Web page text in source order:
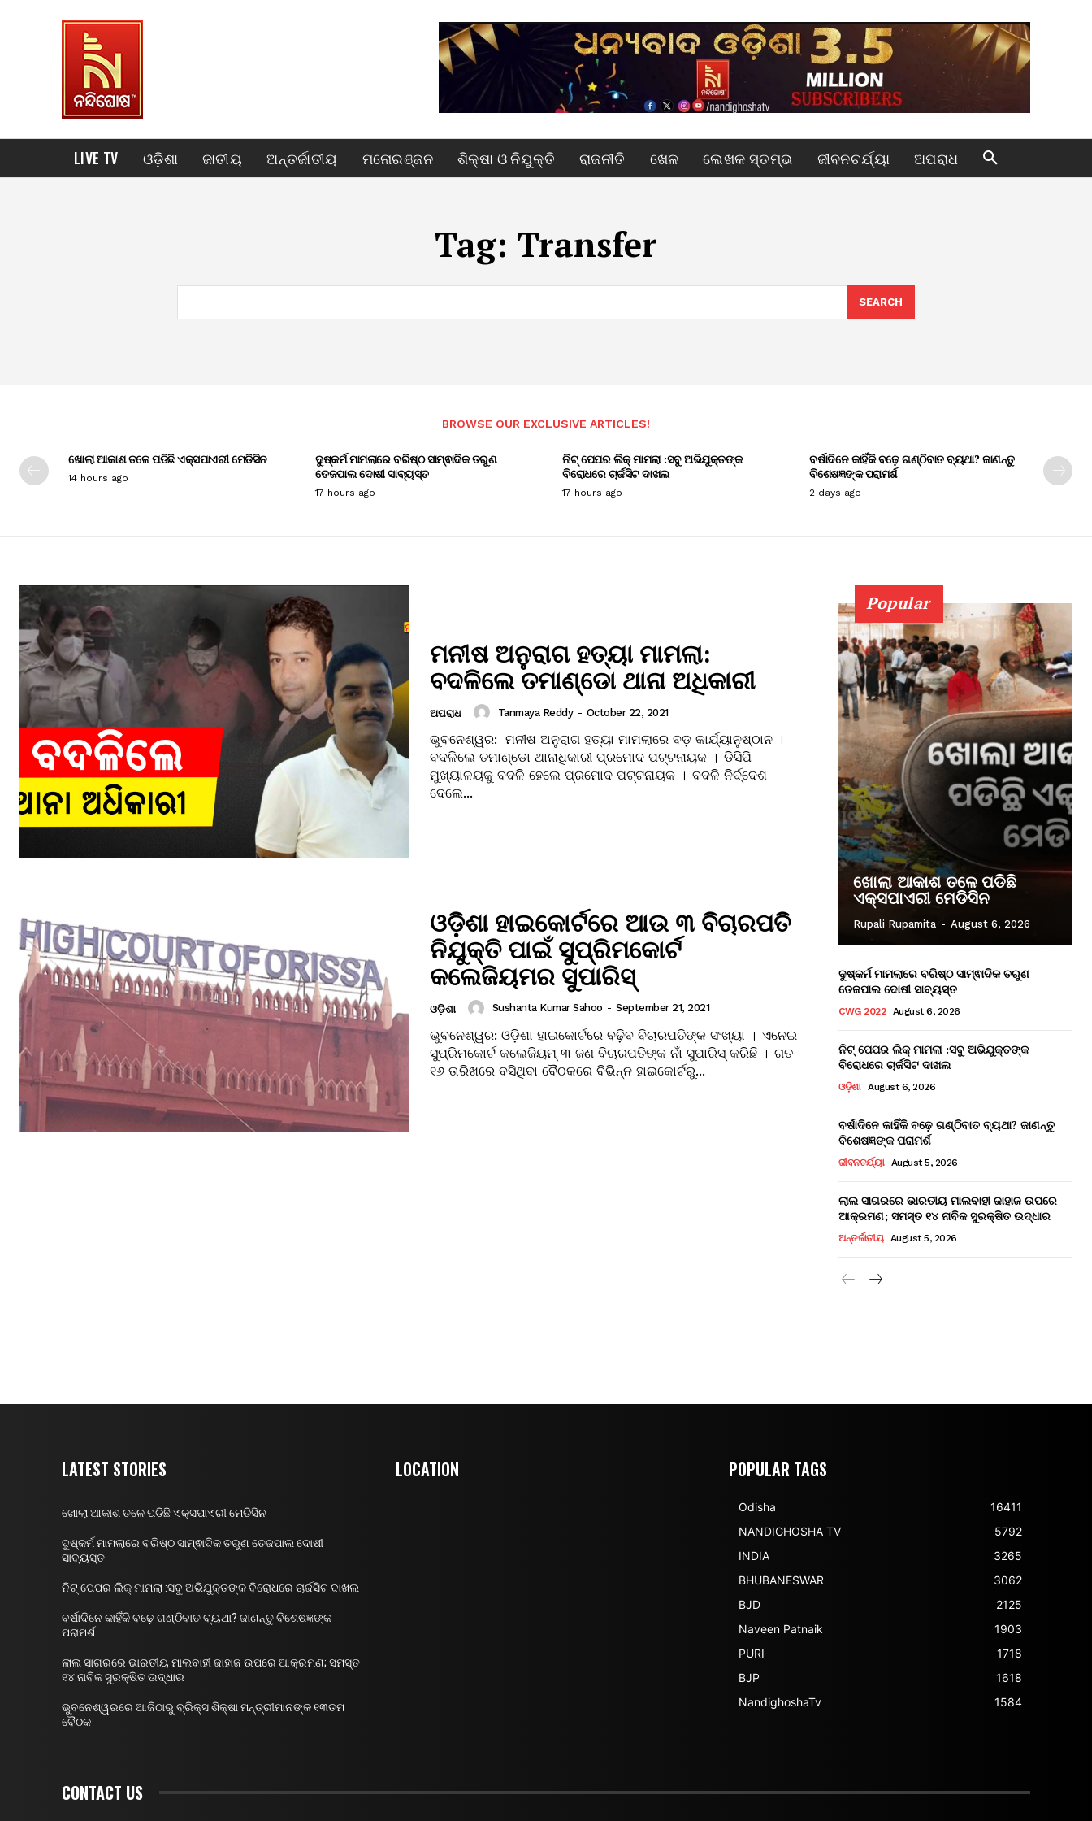
LIVE TV ଓଡ଼ିଶା ଜାତୀୟ ଅନ୍ତର୍ଜାତୀୟ ମନୋରଞ୍ଜନ ଶିକ୍ଷା ଓ ନିଯୁକ୍ତି ରାଜନୀତି ଖେଳ ଲେଖକ ସ୍ତମ୍ଭ ଜୀବନଚର୍ଯ୍ୟା ଅପରାଧ
Tag: Transfer
SEARCH
BROWSE OUR EXCLUSIVE ARTICLES!
ଖୋଲା ଆକାଶ ତଳେ ପଡିଛି ଏକ୍ସପାଏରୀ ମେଡିସିନ
14 hours ago
ଦୁଷ୍କର୍ମ ମାମଲାରେ ବରିଷ୍ଠ ସାମ୍ଵାଦିକ ତରୁଣ
ତେଜପାଲ ଦୋଷୀ ସାବ୍ୟସ୍ତ
17 hours ago
ନିଟ୍ ପେପର ଲିକ୍ ମାମଲା :ସବୁ ଅଭିଯୁକ୍ତଙ୍କ
ବିରୋଧରେ ଚାର୍ଜସିଟ ଦାଖଲ
17 hours ago
ବର୍ଷାଦିନେ କାହିଁକି ବଢ଼େ ଗଣ୍ଠିବାତ ବ୍ୟଥା? ଜାଣନ୍ତୁ
ବିଶେଷଜ୍ଞଙ୍କ ପରାମର୍ଶ
2 days ago
ମନୀଷ ଅନୁରାଗ ହତ୍ୟା ମାମଲା:
ବଦଳିଲେ ତମାଣ୍ଡୋ ଥାନା ଅଧିକାରୀ
ଅପରାଧ Tanmaya Reddy - October 22, 2021
ଭୁବନେଶ୍ୱର: ମନୀଷ ଅନୁରାଗ ହତ୍ୟା ମାମଲାରେ ବଡ଼ କାର୍ଯ୍ୟାନୁଷ୍ଠାନ ।
ବଦଳିଲେ ତମାଣ୍ଡୋ ଥାନାଧିକାରୀ ପ୍ରମୋଦ ପଟ୍ଟନାୟକ । ଡିସିପି
ମୁଖ୍ୟାଳୟକୁ ବଦଳି ହେଲେ ପ୍ରମୋଦ ପଟ୍ଟନାୟକ । ବଦଳି ନିର୍ଦ୍ଦେଶ
ଦେଲେ...
ଓଡ଼ିଶା ହାଇକୋର୍ଟରେ ଆଉ ୩ ବିଚାରପତି
ନିଯୁକ୍ତି ପାଇଁ ସୁପ୍ରିମକୋର୍ଟ
କଲେଜିୟମର ସୁପାରିସ୍
ଓଡ଼ିଶା Sushanta Kumar Sahoo - September 21, 2021
ଭୁବନେଶ୍ୱର: ଓଡ଼ିଶା ହାଇକୋର୍ଟରେ ବଢ଼ିବ ବିଚାରପତିଙ୍କ ସଂଖ୍ୟା । ଏନେଇ
ସୁପ୍ରିମକୋର୍ଟ କଲେଜିୟମ୍ ୩ ଜଣ ବିଚାରପତିଙ୍କ ନାଁ ସୁପାରିସ୍ କରିଛି । ଗତ
୧୬ ତାରିଖରେ ବସିଥିବା ବୈଠକରେ ବିଭିନ୍ନ ହାଇକୋର୍ଟରୁ...
Popular
ଖୋଲା ଆକାଶ ତଳେ ପଡିଛି
ଏକ୍ସପାଏରୀ ମେଡିସିନ
Rupali Rupamita - August 6, 2026
ଦୁଷ୍କର୍ମ ମାମଲାରେ ବରିଷ୍ଠ ସାମ୍ଵାଦିକ ତରୁଣ
ତେଜପାଲ ଦୋଷୀ ସାବ୍ୟସ୍ତ
CWG 2022 August 6, 2026
ନିଟ୍ ପେପର ଲିକ୍ ମାମଲା :ସବୁ ଅଭିଯୁକ୍ତଙ୍କ
ବିରୋଧରେ ଚାର୍ଜସିଟ ଦାଖଲ
ଓଡ଼ିଶା August 6, 2026
ବର୍ଷାଦିନେ କାହିଁକି ବଢ଼େ ଗଣ୍ଠିବାତ ବ୍ୟଥା? ଜାଣନ୍ତୁ
ବିଶେଷଜ୍ଞଙ୍କ ପରାମର୍ଶ
ଜୀବନଚର୍ଯ୍ୟା August 5, 2026
ଲାଲ ସାଗରରେ ଭାରତୀୟ ମାଲବାହୀ ଜାହାଜ ଉପରେ
ଆକ୍ରମଣ; ସମସ୍ତ ୧୪ ନାବିକ ସୁରକ୍ଷିତ ଉଦ୍ଧାର
ଅନ୍ତର୍ଜାତୀୟ August 5, 2026
LATEST STORIES
ଖୋଲା ଆକାଶ ତଳେ ପଡିଛି ଏକ୍ସପାଏରୀ ମେଡିସିନ
ଦୁଷ୍କର୍ମ ମାମଲାରେ ବରିଷ୍ଠ ସାମ୍ଵାଦିକ ତରୁଣ ତେଜପାଲ ଦୋଷୀ
ସାବ୍ୟସ୍ତ
ନିଟ୍ ପେପର ଲିକ୍ ମାମଲା :ସବୁ ଅଭିଯୁକ୍ତଙ୍କ ବିରୋଧରେ ଚାର୍ଜସିଟ ଦାଖଲ
ବର୍ଷାଦିନେ କାହିଁକି ବଢ଼େ ଗଣ୍ଠିବାତ ବ୍ୟଥା? ଜାଣନ୍ତୁ ବିଶେଷଜ୍ଞଙ୍କ
ପରାମର୍ଶ
ଲାଲ ସାଗରରେ ଭାରତୀୟ ମାଲବାହୀ ଜାହାଜ ଉପରେ ଆକ୍ରମଣ; ସମସ୍ତ
୧୪ ନାବିକ ସୁରକ୍ଷିତ ଉଦ୍ଧାର
ଭୁବନେଶ୍ୱରରେ ଆଜିଠାରୁ ବ୍ରିକ୍ସ ଶିକ୍ଷା ମନ୍ତ୍ରୀମାନଙ୍କ ୧୩ତମ
ବୈଠକ
LOCATION POPULAR TAGS
Odisha
16411
NANDIGHOSHA TV
5792
INDIA
3265
BHUBANESWAR
3062
BJD
2125
Naveen Patnaik
1903
PURI
1718
BJP
1618
NandighoshaTv
1584
CONTACT US